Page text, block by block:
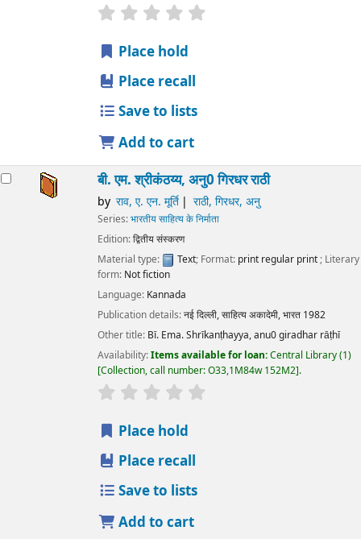
star rating
Place hold
Place recall
Save to lists
Add to cart
बी. एम. श्रीकंठय्य, अनु0 गिरधर राठी
by राव, ए. एन. मूर्ति राठी, गिरधर, अनु
Series:भारतीय साहित्य के निर्माता
Edition:द्वितीय संस्करण
Material type:
Text; Format: print regular print; Literary
form: Not fiction
Language: Kannada
Publication details:नई दिल्ली,साहित्य अकादेमी, भारत 1982
Other title: Bī. Ema. Shrīkanṭhayya, anu0 giradhar rāṭhī
Availability:Items available for loan:Central Library(1)
Collection, call number:O33,1M84w 152M2 .
star rating
Place hold
Place recall
Save to lists
Add to cart